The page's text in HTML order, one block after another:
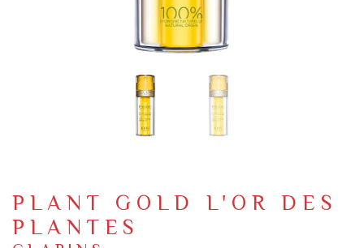
PLANT GOLD L'OR DES
PLANTES